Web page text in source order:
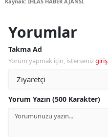
Yorumlar
Takma Ad
Yorum yapmak için, istersenizgiriş
Yorum Yazın (500 Karakter)